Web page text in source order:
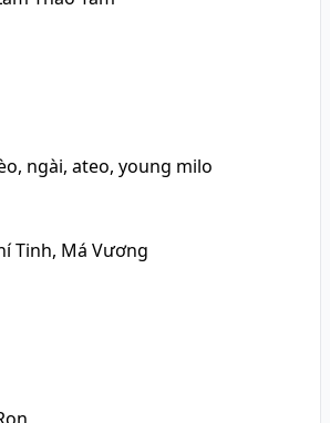
ngài, ateo, young milo
Tinh, Má Vương